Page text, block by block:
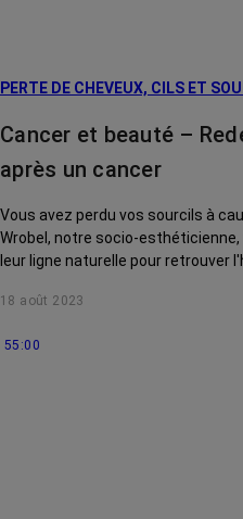
PERTE DE CHEVEUX, CILS ET
Cancer et beauté –
après un cancer
Vous avez perdu vos sourcils à
Wrobel, notre socio-
leur ligne naturelle pour retrouver
18 août 2023
55:00